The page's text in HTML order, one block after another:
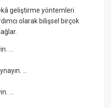
geliştirme yöntemleri
olarak bilişsel birçok
...
...
...